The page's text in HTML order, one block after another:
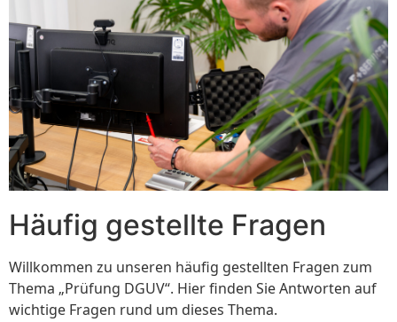
Häufig gestellte Fragen
Willkommen zu unseren häufig gestellten Fragen zum
Thema „Prüfung DGUV“. Hier finden Sie Antworten auf
wichtige Fragen rund um dieses Thema.